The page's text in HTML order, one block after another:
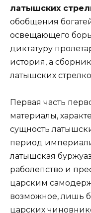
латышских
обобщения
освещающего
диктатуру
история, а
латышских
Первая часть
материалы,
сущность
период
латышская
раболепство и
царским
возможное, лишь
царских